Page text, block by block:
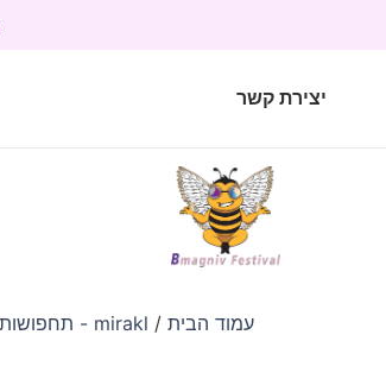
יצירת קשר
עמוד הבית/ mirakl - תחפושות לילדות